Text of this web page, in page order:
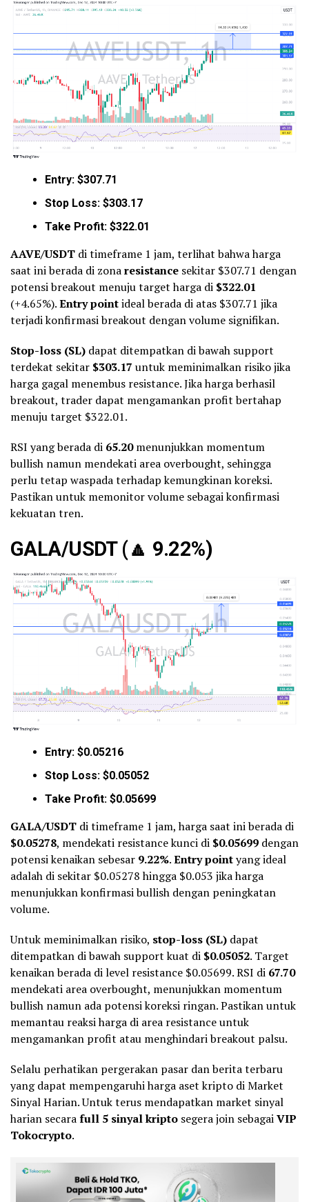
Entry: $307.71
Stop Loss: $303.17
Take Profit: $322.01
AAVE/USDT di timeframe 1 jam, terlihat bahwa harga
saat ini berada di zonaresistance sekitar $307.71 dengan
potensi breakout menuju target harga di $322.01
(+4.65%).Entry pointideal berada di atas $307.71 jika
terjadi konfirmasi breakout dengan volume signifikan.
Stop-loss (SL) dapat ditempatkan di bawah support
terdekat sekitar $303.17 untuk meminimalkan risiko jika
harga gagal menembus resistance. Jika harga berhasil
breakout, trader dapat mengamankan profit bertahap
menuju target $322.01.
RSI yang berada di 65.20menunjukkan momentum
bullish namun mendekati area overbought, sehingga
perlu tetap waspada terhadap kemungkinan koreksi.
Pastikan untuk memonitor volume sebagai konfirmasi
kekuatan tren.
GALA/USDT (🔼 9.22%)
Entry: $0.05216
Stop Loss: $0.05052
Take Profit: $0.05699
GALA/USDT di timeframe 1 jam, harga saat ini berada di
$0.05278, mendekati resistance kunci di $0.05699 dengan
potensi kenaikan sebesar 9.22%.Entry pointyang ideal
adalah di sekitar $0.05278 hingga $0.053 jika harga
menunjukkan konfirmasi bullish dengan peningkatan
volume.
Untuk meminimalkan risiko, stop-loss (SL) dapat
ditempatkan di bawah support kuat di $0.05052. Target
kenaikan berada di level resistance $0.05699. RSI di 67.70
mendekati area overbought, menunjukkan momentum
bullish namun ada potensi koreksi ringan. Pastikan untuk
memantau reaksi harga di area resistance untuk
mengamankan profit atau menghindari breakout palsu.
Selalu perhatikan pergerakan pasar dan berita terbaru
yang dapat mempengaruhi harga aset kripto di Market
Sinyal Harian. Untuk terus mendapatkan market sinyal
harian secarafull 5 sinyalkripto segera join sebagaiVIP
Tokocrypto.